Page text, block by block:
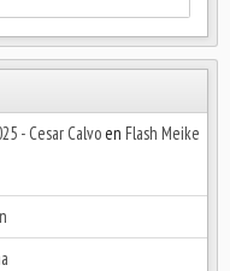
- Cesar Calvo en Flash Meike